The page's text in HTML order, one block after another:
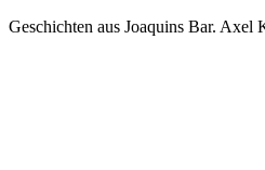
Geschichten aus Joaquins Bar.